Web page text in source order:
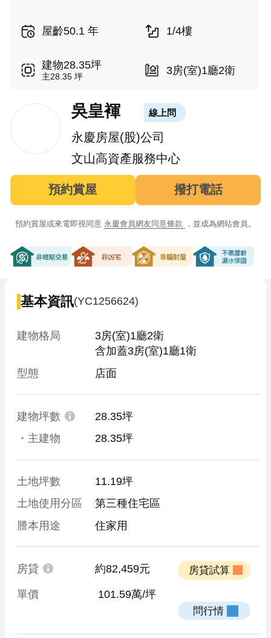
屋齡50.1 年 1/4樓
建物28.35坪
主28.35 坪 3房(室)1廳2衛
吳皇褌 線上問
永慶房屋(股)公司
文山高資產服務中心
預約賞屋 撥打電話
預約賞屋或來電即視同意 永慶會員網友同意條款 ，並成為網站會員。
基本資訊(YC1256624)
建物格局
3房(室)1廳2衛
含加蓋3房(室)1廳1衛
型態
店面
建物坪數
28.35坪
・主建物
28.35坪
土地坪數
11.19坪
土地使用分區
第三種住宅區
謄本用途
住家用
房貸 約82,459元
單價 101.59萬/坪